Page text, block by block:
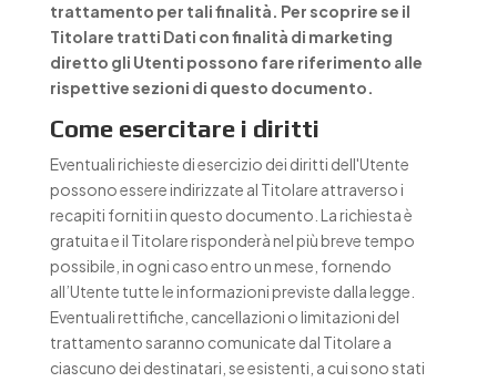
trattamento per tali finalità. Per scoprire se il
Titolare tratti Dati con finalità di marketing
diretto gli Utenti possono fare riferimento alle
rispettive sezioni di questo documento.
Come esercitare i diritti
Eventuali richieste di esercizio dei diritti dell'Utente
possono essere indirizzate al Titolare attraverso i
recapiti forniti in questo documento. La richiesta è
gratuita e il Titolare risponderà nel più breve tempo
possibile, in ogni caso entro un mese, fornendo
all’Utente tutte le informazioni previste dalla legge.
Eventuali rettifiche, cancellazioni o limitazioni del
trattamento saranno comunicate dal Titolare a
ciascuno dei destinatari, se esistenti, a cui sono stati